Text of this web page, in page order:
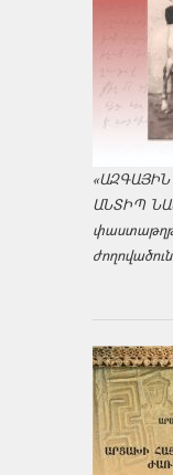
ԱՆՏԻՊ
ժողովածուն